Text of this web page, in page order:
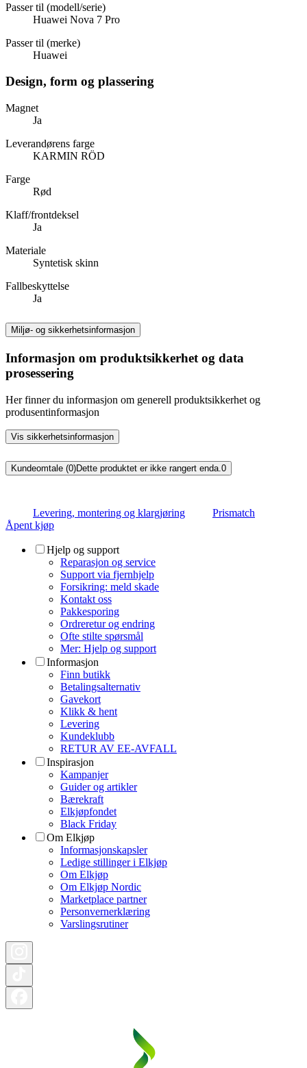
Passer til (modell/serie)
Huawei Nova 7 Pro
Passer til (merke)
Huawei
Design, form og plassering
Magnet
Ja
Leverandørens farge
KARMIN RÖD
Farge
Rød
Klaff/frontdeksel
Ja
Materiale
Syntetisk skinn
Fallbeskyttelse
Ja
Miljø- og sikkerhetsinformasjon
Informasjon om produktsikkerhet og data
prosessering
Her finner du informasjon om generell produktsikkerhet og
produsentinformasjon
Vis sikkerhetsinformasjon
Kundeomtale (0)Dette produktet er ikke rangert enda.0
Levering, montering og klargjøring
Prismatch
Åpent kjøp
Hjelp og support
Reparasjon og service
Support via fjernhjelp
Forsikring: meld skade
Kontakt oss
Pakkesporing
Ordreretur og endring
Ofte stilte spørsmål
Mer: Hjelp og support
Informasjon
Finn butikk
Betalingsalternativ
Gavekort
Klikk & hent
Levering
Kundeklubb
RETUR AV EE-AVFALL
Inspirasjon
Kampanjer
Guider og artikler
Bærekraft
Elkjøpfondet
Black Friday
Om Elkjøp
Informasjonskapsler
Ledige stillinger i Elkjøp
Om Elkjøp
Om Elkjøp Nordic
Marketplace partner
Personvernerklæring
Varslingsrutiner